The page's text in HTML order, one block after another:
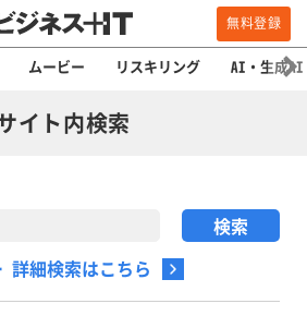
無料登録
ムービー リスキリング AI・生成AI
イト内検索
詳細検索はこちら